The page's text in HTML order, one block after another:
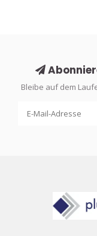
Bleibe auf dem